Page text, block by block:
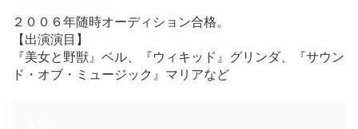
２００６年随時オーディション合格。
【出演演目】
『美女と野獣』ベル、『ウィキッド』グリンダ、『サウン
ド・オブ・ミュージック』マリアなど